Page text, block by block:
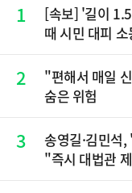
1
[속보] '길이
때 시민 대피 소
2
"편해서 매일
숨은 위험
3
송영길·김민
"즉시 대법관